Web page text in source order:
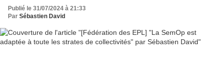
Publié le 31/07/2024 à 21:33
Par Sébastien David